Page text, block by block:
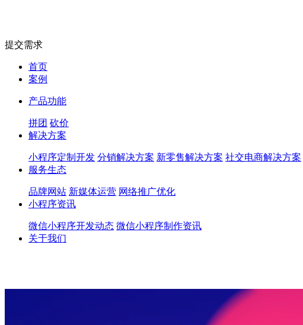
提交需求
首页
案例
产品功能
拼团 砍价
解决方案
小程序定制开发 分销解决方案 新零售解决方案 社交电商解决方案
服务生态
品牌网站 新媒体运营 网络推广优化
小程序资讯
微信小程序开发动态 微信小程序制作资讯
关于我们